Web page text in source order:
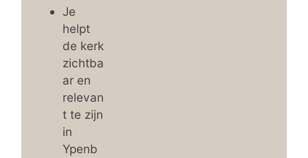
Je
helpt
de kerk
zichtba
ar en
relevan
t te zijn
in
Ypenb